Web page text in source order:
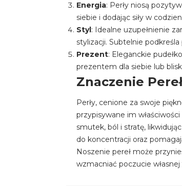
Energia: Perły niosą
siebie i dodając siły w
Styl: Idealne uzupełnienie
stylizacji. Subtelnie
Prezent: Eleganckie
prezentem dla siebie lub
Znaczenie Pereł
Perły, cenione za swoje
przypisywane im
smutek, ból i stratę,
do koncentracji oraz
Noszenie pereł może
wzmacniać poczucie